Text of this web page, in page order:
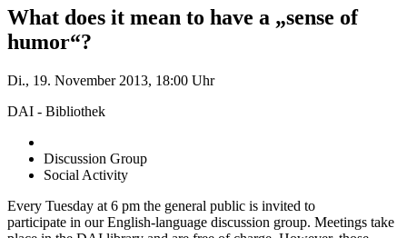
What does it mean to have a „sense of
humor“?
Di., 19. November 2013, 18:00 Uhr
DAI - Bibliothek
Discussion Group
Social Activity
Every Tuesday at 6 pm the general public is invited to
participate in our English-language discussion group. Meetings take